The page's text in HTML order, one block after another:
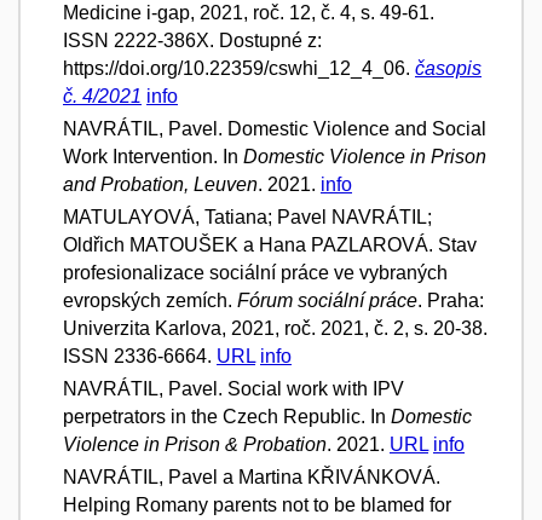
Medicine i-gap, 2021, roč. 12, č. 4, s. 49-61.
ISSN 2222-386X. Dostupné z:
https://doi.org/10.22359/cswhi_12_4_06. časopis
č. 4/2021 info
NAVRÁTIL, Pavel. Domestic Violence and Social
Work Intervention. In Domestic Violence in Prison
and Probation, Leuven. 2021. info
MATULAYOVÁ, Tatiana; Pavel NAVRÁTIL;
Oldřich MATOUŠEK a Hana PAZLAROVÁ. Stav
profesionalizace sociální práce ve vybraných
evropských zemích. Fórum sociální práce. Praha:
Univerzita Karlova, 2021, roč. 2021, č. 2, s. 20-38.
ISSN 2336-6664. URL info
NAVRÁTIL, Pavel. Social work with IPV
perpetrators in the Czech Republic. In Domestic
Violence in Prison & Probation. 2021. URL info
NAVRÁTIL, Pavel a Martina KŘIVÁNKOVÁ.
Helping Romany parents not to be blamed for